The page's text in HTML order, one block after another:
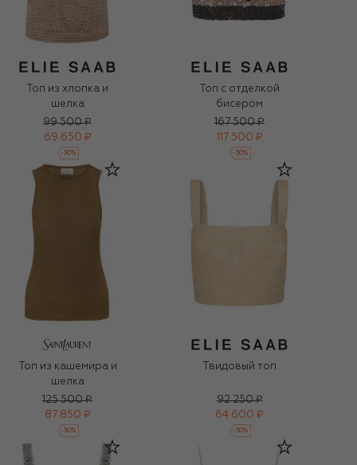
Топ из хлопка и
шелка
99 500 ₽
69 650 ₽
-30%
Топ с отделкой
бисером
167 500 ₽
117 500 ₽
-30%
Топ из кашемира и
шелка
125 500 ₽
87 850 ₽
-30%
Твидовый топ
92 250 ₽
64 600 ₽
-30%